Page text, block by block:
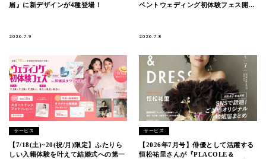
届』に新デザインが4種登場！
2026.7.9
ベントウェディング初体験フェス開催
2026.7.8
サービス
【7/18(土)~20(祝/月)限定】ふたりら
しい入籍体験を叶えて結婚式への第一
サービス
【2026年7月号】俳優として活躍する
恒松祐里さんが『PLACOLE＆